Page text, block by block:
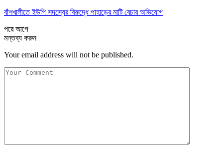
বাঁশখালীতে ইউপি সদস্যের বিরুদ্ধে পাহাড়ের মাটি বেচার অভিযোগ
পরেআগে
মন্তব্য করুন
Your email address will not be published.